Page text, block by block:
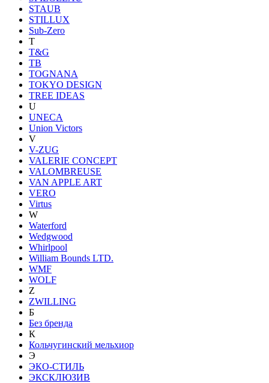
STAUB
STILLUX
Sub-Zero
T
T&G
TB
TOGNANA
TOKYO DESIGN
TREE IDEAS
U
UNECA
Union Victors
V
V-ZUG
VALERIE CONCEPT
VALOMBREUSE
VAN APPLE ART
VERO
Virtus
W
Waterford
Wedgwood
Whirlpool
William Bounds LTD.
WMF
WOLF
Z
ZWILLING
Б
Без бренда
К
Кольчугинский мельхиор
Э
ЭКО-СТИЛЬ
ЭКСКЛЮЗИВ